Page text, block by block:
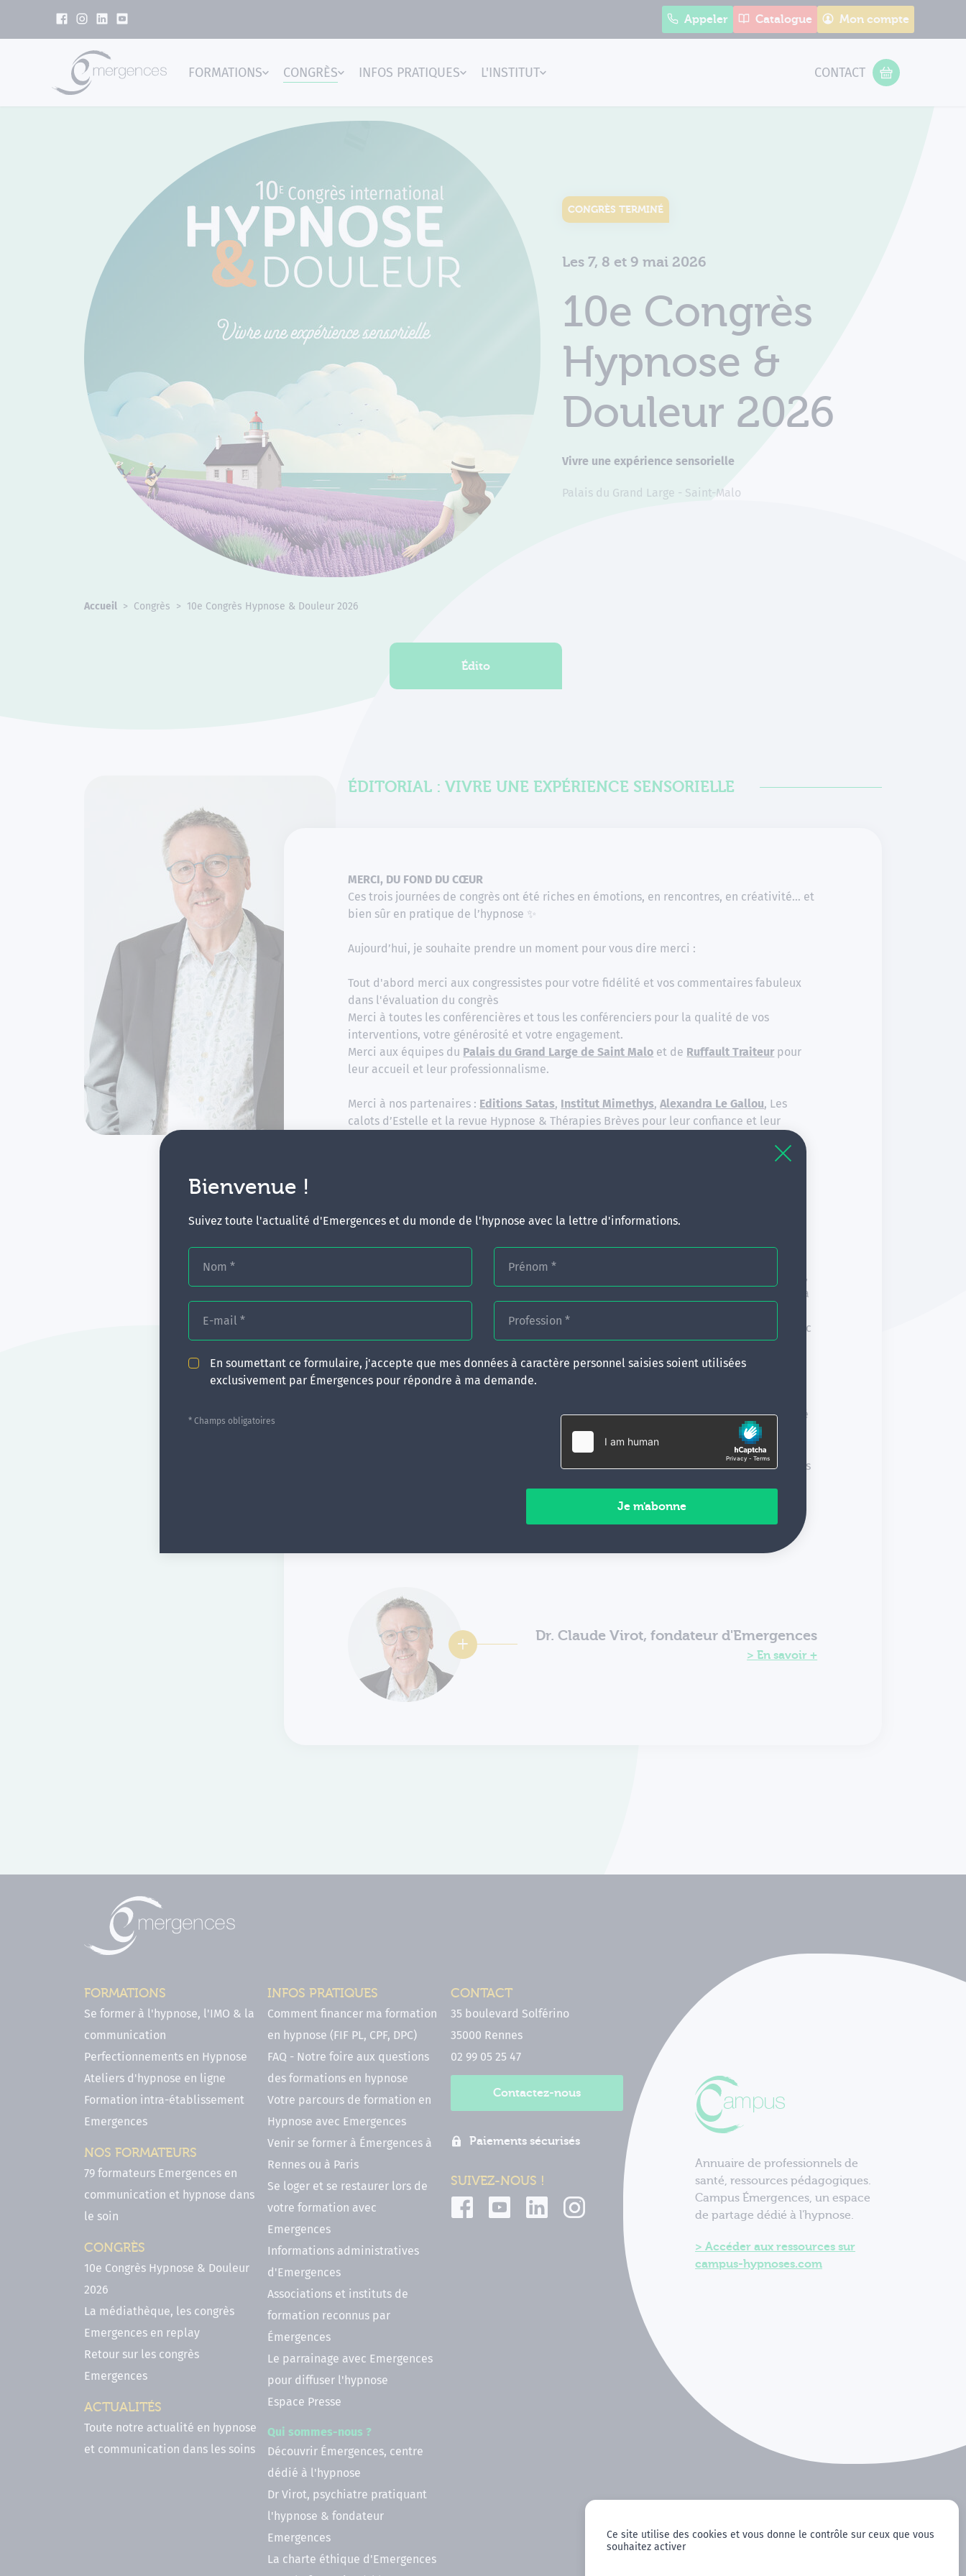
Bienvenue !
Suivez toute l'actualité d'Emergences et du monde de l'hypnose avec la lettre d'informations.
Nom * Prénom *
E-mail * Profession *
En soumettant ce formulaire, j'accepte que mes données à caractère personnel saisies soient utilisées
exclusivement par Émergences pour répondre à ma demande.
* Champs obligatoires
Appeler Catalogue Mon compte
Emergences
FORMATIONS CONGRÈS INFOS PRATIQUES L'INSTITUT CONTACT
VOTRE PANIER
CONGRÈS TERMINÉ
Les 7, 8 et 9 mai 2026
10e Congrès
Hypnose &
Douleur 2026
Vivre une expérience sensorielle
Palais du Grand Large - Saint-Malo
Accueil Congrès 10e Congrès Hypnose & Douleur 2026
Édito
ÉDITORIAL : VIVRE UNE EXPÉRIENCE SENSORIELLE
MERCI, DU FOND DU CŒUR
Ces trois journées de congrès ont été riches en émotions, en rencontres, en créativité… et
bien sûr en pratique de l’hypnose ✨
Aujourd’hui, je souhaite prendre un moment pour vous dire merci :
Tout d'abord merci aux congressistes pour votre fidélité et vos commentaires fabuleux
dans l'évaluation du congrès
Merci à toutes les conférencières et tous les conférenciers pour la qualité de vos
interventions, votre générosité et votre engagement.
Merci aux équipes du Palais du Grand Large de Saint Malo et de Ruffault Traiteurpour
leur accueil et leur professionnalisme.
Merci à nos partenaires : Editions Satas, Institut Mimethys,Alexandra Le Gallou, Les
calots d’Estelle et la revue Hypnose & Thérapies Brèves pour leur confiance et leur
Merci également aux indispensables bénévoles, dont l’énergie et l’implication ont été
passion une vision du soin profondément humaine :
,
et bien sûr, la
Merci également à nos modératrices & modérateurs Isabelle Bardet, Dr Arnaud Bouzinac
et Pr Fabienne Roelants.
Bravo aux 5 prix Emergences :Claude Carlier
Ondine SimonotetFrédéric Massonaccompagné
​️​ Le prochain congrès Emergences "Hypnose en Pratique" nous emmènera à nouveau près
Dr. Claude Virot, fondateur d'Emergences
En savoir +
FORMATIONS
Se former à l'hypnose, l'IMO & la
communication
Perfectionnements en Hypnose
Ateliers d'hypnose en ligne
Formation intra-établissement
Emergences
NOS FORMATEURS
79 formateurs Emergences en
communication et hypnose dans
le soin
CONGRÈS
10e Congrès Hypnose & Douleur
2026
La médiathèque, les congrès
Emergences en replay
Retour sur les congrès
Emergences
ACTUALITÉS
Toute notre actualité en hypnose
et communication dans les soins
INFOS PRATIQUES
Comment financer ma formation
en hypnose (FIF PL, CPF, DPC)
FAQ - Notre foire aux questions
des formations en hypnose
Votre parcours de formation en
Hypnose avec Emergences
Venir se former à Émergences à
Rennes ou à Paris
Se loger et se restaurer lors de
votre formation avec
Emergences
Informations administratives
d'Emergences
Associations et instituts de
formation reconnus par
Émergences
Le parrainage avec Emergences
pour diffuser l'hypnose
Espace Presse
Qui sommes-nous ?
Découvrir Émergences, centre
dédié à l'hypnose
Dr Virot, psychiatre pratiquant
l'hypnose & fondateur
Emergences
La charte éthique d'Emergences
CONTACT
35 boulevard Solférino
35000 Rennes
02 99 05 25 47
Contactez-nous
Paiements sécurisés
SUIVEZ-NOUS !
Annuaire de professionnels de
santé, ressources pédagogiques.
Campus Émergences, un espace
de partage dédié à l'hypnose.
Accéder aux ressources sur
campus-hypnoses.com
Ce site utilise des cookies et vous donne le contrôle sur ceux que vous
souhaitez activer